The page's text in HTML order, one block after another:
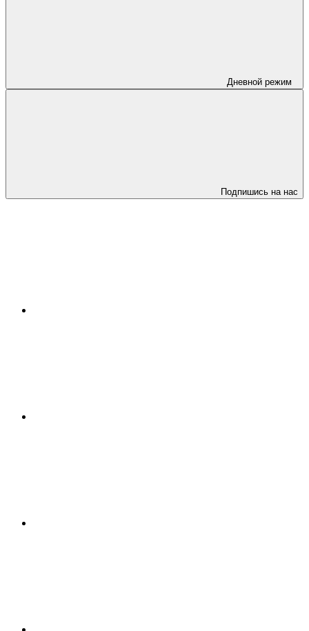
Дневной режим
Подпишись на нас